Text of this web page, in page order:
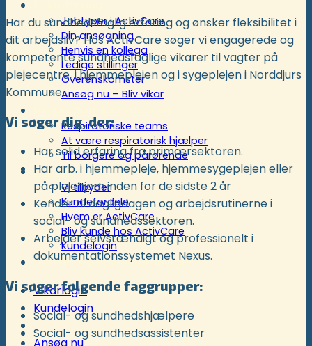
Jobtyper i ActivCare
Din ansøgning
Henvis en kollega
Ledige stillinger
Overenskomster
Ansøg nu – Bliv vikar
Respiratoriske teams
At være respiratorisk hjælper
Til borgere og pårørende
Kunder
Vi tilbyder
Kundefordele
Hvem er ActivCare
Bliv kunde hos ActivCare
Kundelogin
Støtte- og specialordninger
Vikarlogin
Kundelogin
Har du sundhedsfaglig erfaring og ønsker fleksibilitet i
dit arbejdsliv? Hos ActivCare søger vi engagerede og
kompetente sundhedsfaglige vikarer til vagter på
plejecentre, i hjemmeplejen og i sygeplejen i Norddjurs
Kommune.
Vi søger dig, der:
Har solid erfaring fra primærsektoren.
Har arb. i hjemmepleje, hjemmesygeplejen eller
på plejehjem inden for de sidste 2 år
Kender til dagligdagen og arbejdsrutinerne i
social- og sundhedssektoren.
Arbejder selvstændigt og professionelt i
dokumentationssystemet Nexus.
Vi søger følgende faggrupper:
Social- og sundhedshjælpere
Social- og sundhedsassistenter